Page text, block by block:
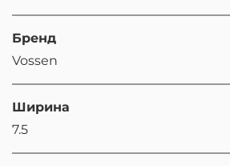
Бренд
Vossen
Ширина
7.5